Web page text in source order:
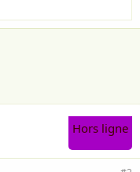
Hors ligne